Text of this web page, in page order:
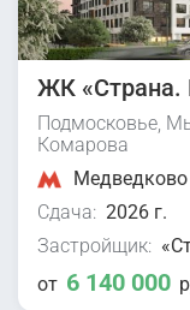
ЖК «Страна.
Подмосковье,
Комарова
Сдача: 2026 г.
Застройщик:
от 6 140 000